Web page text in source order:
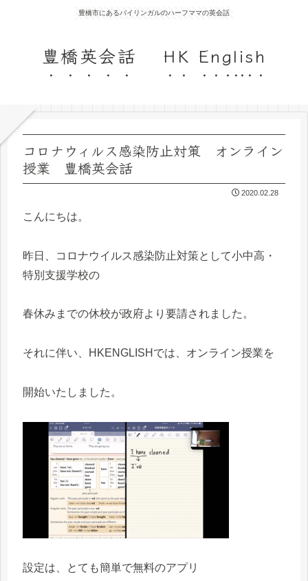
豊橋市にあるバイリンガルのハーフママの英会話
豊橋英会話 HK English
コロナウィルス感染防止対策 オンライン
授業 豊橋英会話
2020.02.28
こんにちは。
昨日、コロナウイルス感染防止対策として小中高・
特別支援学校の
春休みまでの休校が政府より要請されました。
それに伴い、HKENGLISHでは、オンライン授業を
開始いたしました。
設定は、とても簡単で無料のアプリ